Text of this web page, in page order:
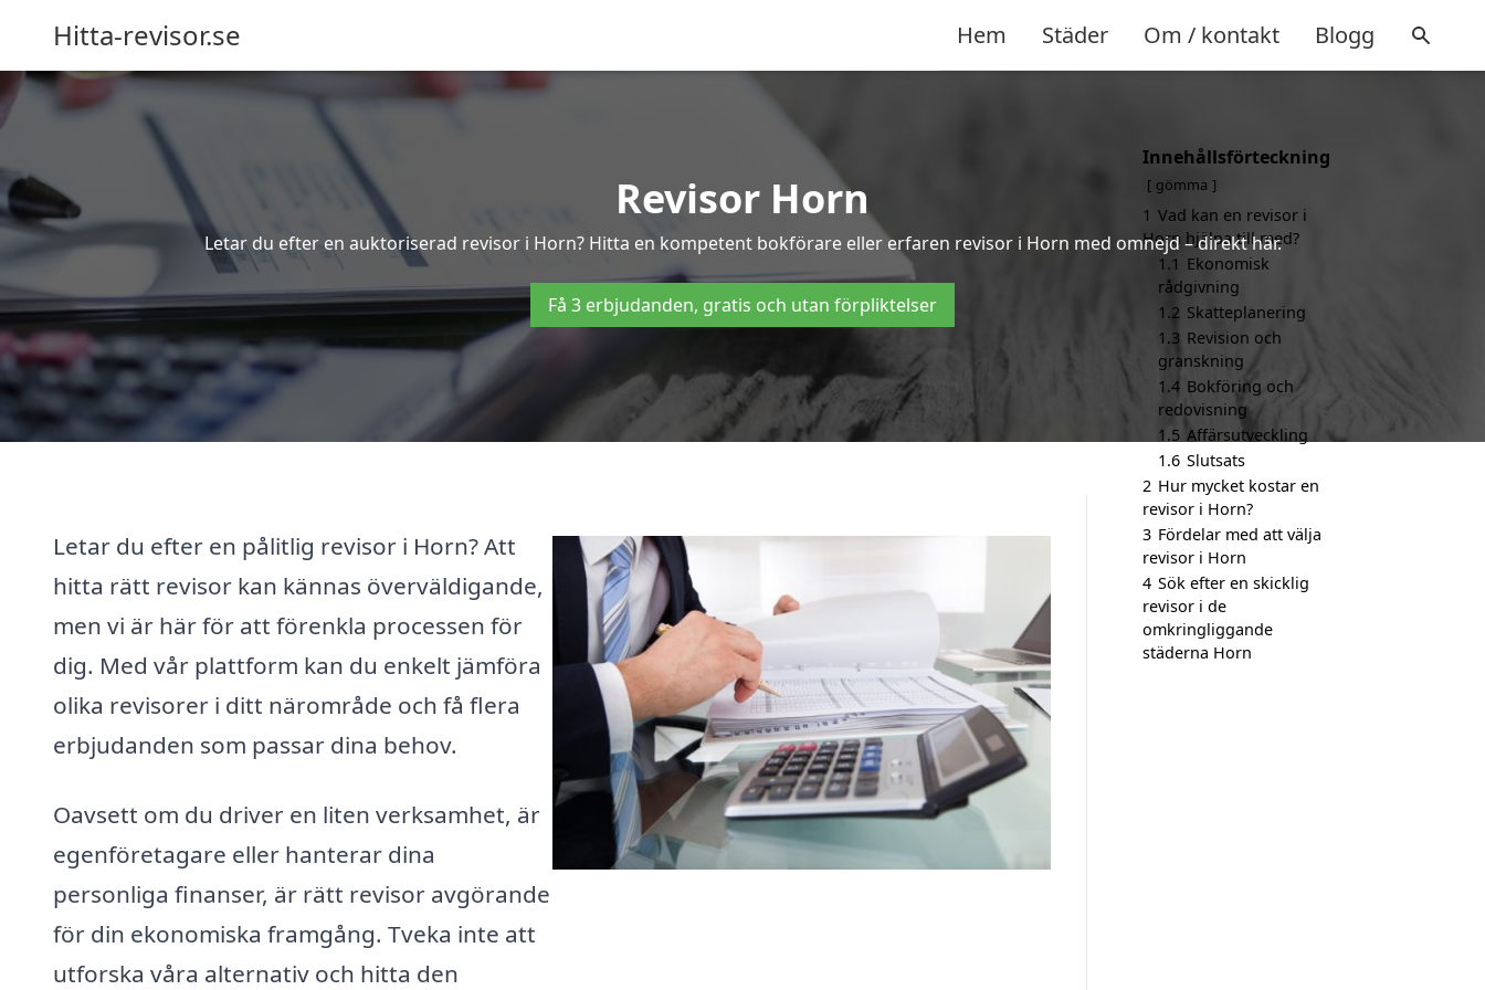
Hitta-revisor.se Hem Städer Om / kontakt Blogg
Revisor Horn
Letar du efter en auktoriserad revisor i Horn? Hitta en kompetent bokförare eller erfaren revisor i Horn med omnejd – direkt här.
Få 3 erbjudanden, gratis och utan förpliktelser
Letar du efter en pålitlig revisor i Horn? Att
hitta rätt revisor kan kännas överväldigande,
men vi är här för att förenkla processen för
dig. Med vår plattform kan du enkelt jämföra
olika revisorer i ditt närområde och få flera
erbjudanden som passar dina behov.
Oavsett om du driver en liten verksamhet, är
egenföretagare eller hanterar dina
personliga finanser, är rätt revisor avgörande
för din ekonomiska framgång. Tveka inte att
utforska våra alternativ och hitta den
Innehållsförteckning
gömma
1 Vad kan en revisor i
Horn hjälpa till med?
1.1 Ekonomisk
rådgivning
1.2 Skatteplanering
1.3 Revision och
granskning
1.4 Bokföring och
redovisning
1.5 Affärsutveckling
1.6 Slutsats
2 Hur mycket kostar en
revisor i Horn?
3 Fördelar med att välja
revisor i Horn
4 Sök efter en skicklig
revisor i de
omkringliggande
städerna Horn